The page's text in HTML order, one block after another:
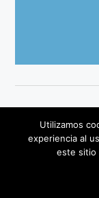
Utilizamos
experiencia al
este sitio